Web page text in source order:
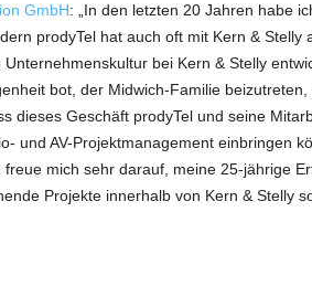
GmbH: „In den letzten 20 Jahren habe
prodyTel hat auch oft mit Kern &
bei Kern & Stelly
bot, der Midwich-Familie
dieses Geschäft prodyTel und seine
und AV-Projektmanagement einbringen
mich sehr darauf, meine 25-jährige
Projekte innerhalb von Kern & Stelly